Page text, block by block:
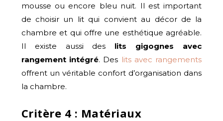
mousse ou encore bleu nuit. Il est important
de choisir un lit qui convient au décor de la
chambre et qui offre une esthétique agréable.
Il existe aussi des lits gigognes avec
rangement intégré. Des lits avec rangements
offrent un véritable confort d’organisation dans
la chambre.
Critère 4 : Matériaux